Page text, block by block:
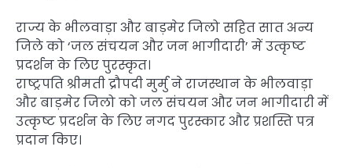
राज्य के भीलवाड़ा और बाड़मेर जिलो सहित सात अन्य
जिले को ‘जल संचयन और जन भागीदारी’ में उत्कृष्ट
प्रदर्शन के लिए पुरस्कृत।
राष्ट्रपति श्रीमती द्रौपदी मुर्मु ने राजस्थान के भीलवाड़ा
और बाड़मेर जिलो को जल संचयन और जन भागीदारी में
उत्कृष्ट प्रदर्शन के लिए नगद पुरस्कार और प्रशस्ति पत्र
प्रदान किए।